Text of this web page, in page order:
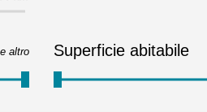
e altro Superficie abitabile